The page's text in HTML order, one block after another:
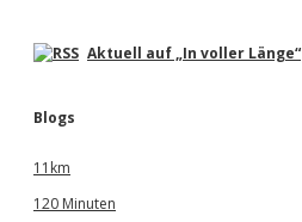
Aktuell auf „In voller Länge“
Blogs
11km
120 Minuten